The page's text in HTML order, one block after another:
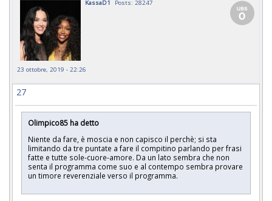
KassaD1 Posts: 28247
23 ottobre, 2019 - 22:26
27
Olimpico85 ha detto
Niente da fare, è moscia e non capisco il perchè; si sta
limitando da tre puntate a fare il compitino parlando per frasi
fatte e tutte sole-cuore-amore. Da un lato sembra che non
senta il programma come suo e al contempo sembra provare
un timore reverenziale verso il programma.